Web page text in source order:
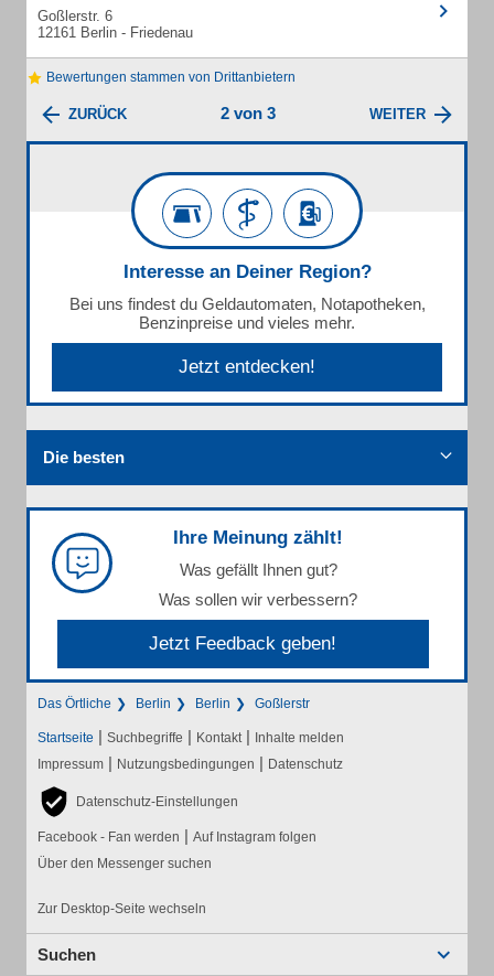
Goßlerstr. 6
12161 Berlin - Friedenau
Bewertungen stammen von Drittanbietern
ZURÜCK 2 von 3 WEITER
Interesse an Deiner Region?
Bei uns findest du Geldautomaten, Notapotheken,
Benzinpreise und vieles mehr.
Jetzt entdecken!
Die besten
Ihre Meinung zählt!
Was gefällt Ihnen gut?
Was sollen wir verbessern?
Jetzt Feedback geben!
Das Örtliche Berlin Berlin Goßlerstr
Startseite | Suchbegriffe | Kontakt | Inhalte melden
Impressum | Nutzungsbedingungen | Datenschutz
Datenschutz-Einstellungen
Facebook - Fan werden | Auf Instagram folgen
Über den Messenger suchen
Zur Desktop-Seite wechseln
Suchen